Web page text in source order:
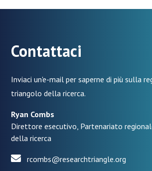
Contattaci
Inviaci un'e-mail per saperne di più sulla
triangolo della ricerca.
Ryan Combs
Direttore esecutivo, Partenariato
della ricerca
rcombs@researchtriangle.org